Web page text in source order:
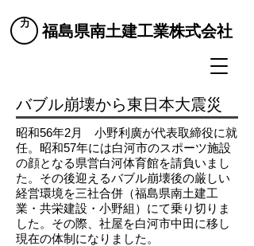
​福島県南土建工業株式会社
​バブル崩壊から東日本大震災
昭和56年2月 小野利廣が代表取締役に就
任。昭和57年には白河市のスポーツ施設
の顔となる県営白河体育館を請負いまし
た。その後迎えるバブル崩壊後の厳しい
経営環境を三社合併（福島県南土建工
業・共栄建設・小野組）にて乗り切りま
した。その際、社屋を白河市中田に移し
現在の体制になりました。